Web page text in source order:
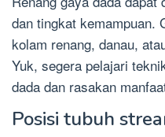
dan tingkat kemampuan.
kolam renang, danau,
Yuk, segera pelajari
dada dan rasakan
Posisi tubuh